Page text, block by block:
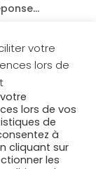
du site
votre
lors de
lors de vos
de
à
cliquant sur
les